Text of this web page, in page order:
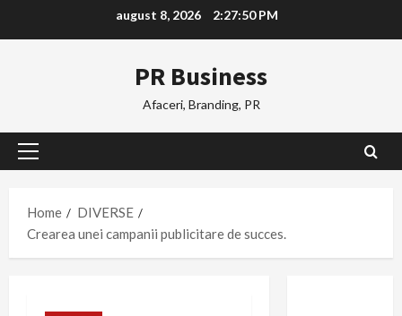
august 8, 2026 2:27:51 PM
PR Business
Afaceri, Branding, PR
Primary
Home
DIVERSE
Crearea unei campanii publicitare de succes.